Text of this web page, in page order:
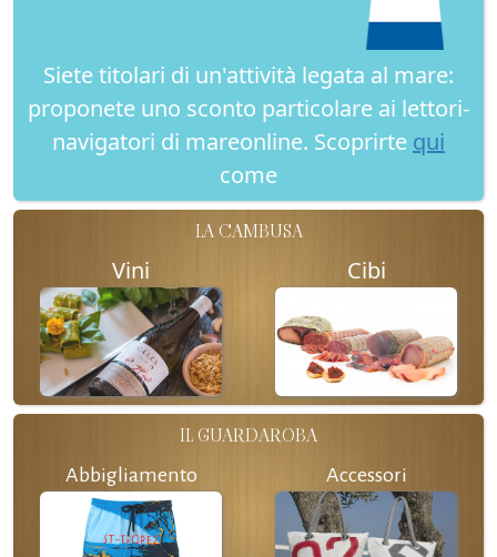
Siete titolari di un'attività legata al mare:
proponete uno sconto particolare ai lettori-
navigatori di mareonline. Scoprirte qui
come
LA CAMBUSA
Vini Cibi
IL GUARDAROBA
Abbigliamento Accessori